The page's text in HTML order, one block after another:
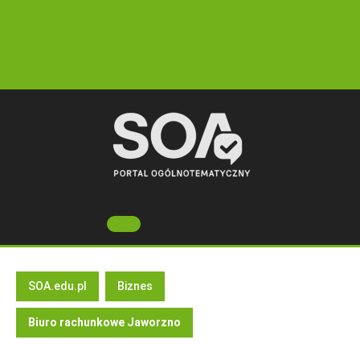
Open
Button
SOA.edu.pl Biznes
Biuro rachunkowe Jaworzno